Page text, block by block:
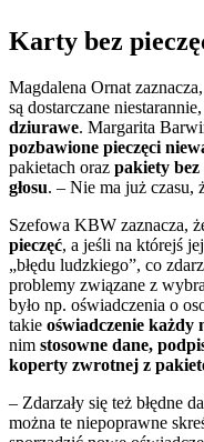
Karty bez
Magdalena Ornat
są dostarczane
dziurawe. Margarita
pozbawione pieczęci
pakietach oraz pakiety bez
głosu. – Nie ma już czasu,
Szefowa KBW zaznacza,
pieczęć, a jeśli na którejś
„błędu ludzkiego”, co
problemy związane z
było np. oświadczenia o
takie oświadczenie każdy
nim stosowne dane,
koperty zwrotnej z
– Zdarzały się też błędne
można te niepoprawne